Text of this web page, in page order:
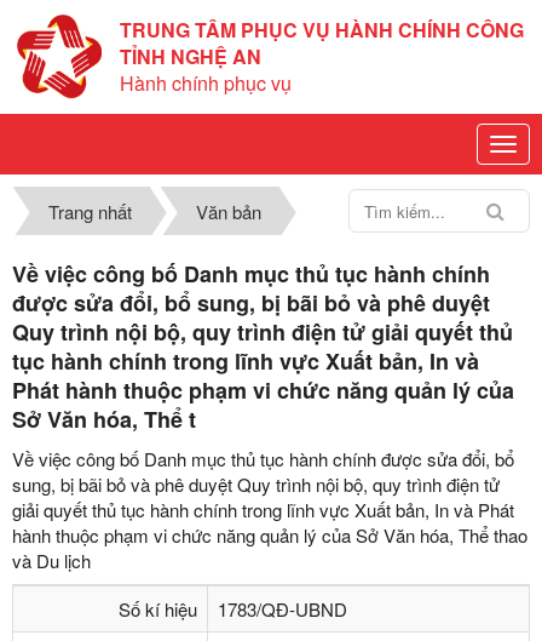
TRUNG TÂM PHỤC VỤ HÀNH CHÍNH CÔNG
TỈNH NGHỆ AN
Hành chính phục vụ
Trang nhất Văn bản
Về việc công bố Danh mục thủ tục hành chính
được sửa đổi, bổ sung, bị bãi bỏ và phê duyệt
Quy trình nội bộ, quy trình điện tử giải quyết thủ
tục hành chính trong lĩnh vực Xuất bản, In và
Phát hành thuộc phạm vi chức năng quản lý của
Sở Văn hóa, Thể t
Về việc công bố Danh mục thủ tục hành chính được sửa đổi, bổ
sung, bị bãi bỏ và phê duyệt Quy trình nội bộ, quy trình điện tử
giải quyết thủ tục hành chính trong lĩnh vực Xuất bản, In và Phát
hành thuộc phạm vi chức năng quản lý của Sở Văn hóa, Thể thao
và Du lịch
Số kí hiệu
1783/QĐ-UBND